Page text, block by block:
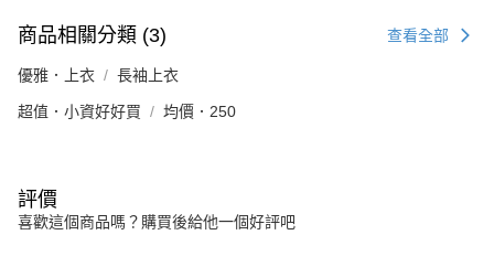
商品相關分類 (3) 查看全部
優雅．上衣 長袖上衣
超值．小資好好買 均價．250
評價
喜歡這個商品嗎？購買後給他一個好評吧